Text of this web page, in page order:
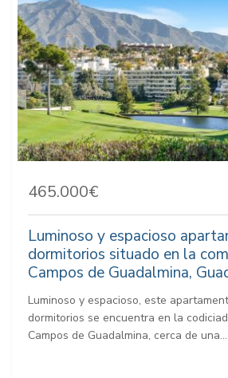
465.000€
Luminoso y espacioso
dormitorios situado en la
Campos de Guadalmina,
Luminoso y espacioso, este
dormitorios se encuentra en la
Campos de Guadalmina, cerca de una...